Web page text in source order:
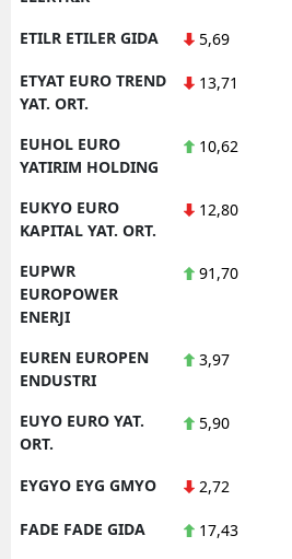
ETILR ETILER GIDA 5,69
ETYAT EURO TREND
YAT. ORT.
13,71
EUHOL EURO
YATIRIM HOLDING
10,62
EUKYO EURO
KAPITAL YAT. ORT.
12,80
EUPWR
EUROPOWER
ENERJI
91,70
EUREN EUROPEN
ENDUSTRI
3,97
EUYO EURO YAT.
ORT.
5,90
EYGYO EYG GMYO 2,72
FADE FADE GIDA 17,43